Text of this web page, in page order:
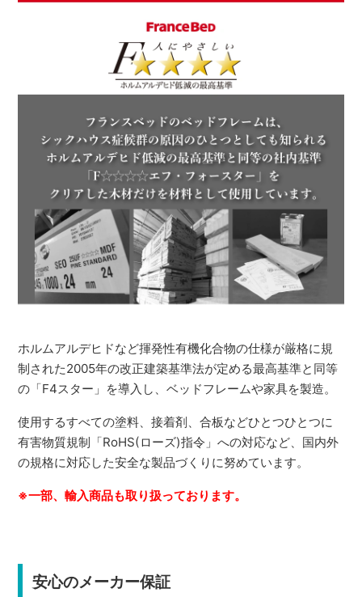
ホルムアルデヒドなど揮発性有機化合物の仕様が厳格に規
制された2005年の改正建築基準法が定める最高基準と同等
の「F4スター」を導入し、ベッドフレームや家具を製造。
使用するすべての塗料、接着剤、合板などひとつひとつに
有害物質規制「RoHS(ローズ)指令」への対応など、国内外
の規格に対応した安全な製品づくりに努めています。
※一部、輸入商品も取り扱っております。
安心のメーカー保証